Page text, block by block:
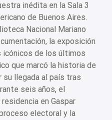
inédita en la Sala 3
de Buenos Aires.
Nacional Mariano
la exposición
icónicos de los últimos
que marcó la historia de
su llegada al país tras
seis años, el
en Gaspar
electoral y la